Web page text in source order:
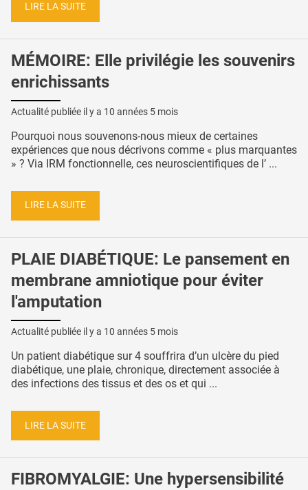
LIRE LA SUITE
MÉMOIRE: Elle privilégie les souvenirs
enrichissants
Actualité publiée il y a 10 années 5 mois
Pourquoi nous souvenons-nous mieux de certaines
expériences que nous décrivons comme « plus marquantes
» ? Via IRM fonctionnelle, ces neuroscientifiques de l’ ...
LIRE LA SUITE
PLAIE DIABÉTIQUE: Le pansement en
membrane amniotique pour éviter
l'amputation
Actualité publiée il y a 10 années 5 mois
Un patient diabétique sur 4 souffrira d’un ulcère du pied
diabétique, une plaie, chronique, directement associée à
des infections des tissus et des os et qui ...
LIRE LA SUITE
FIBROMYALGIE: Une hypersensibilité